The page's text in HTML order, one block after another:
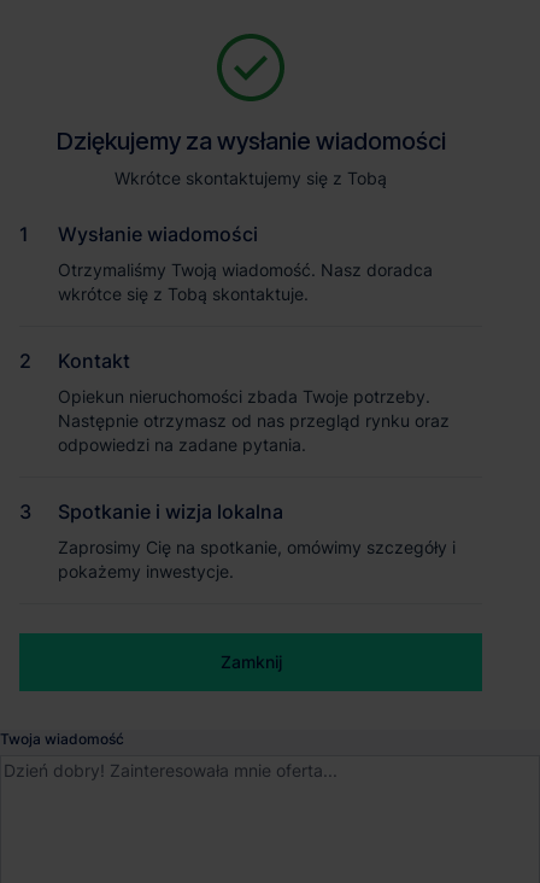
Magazyn EQT Real Estate Wrocław
Dostępna powierzchnia
Dziękujemy za wysłanie wiadomości
Wkrótce skontaktujemy się z Tobą
Wysłanie wiadomości
Otrzymaliśmy Twoją wiadomość. Nasz doradca
wkrótce się z Tobą skontaktuje.
Kontakt
Opiekun nieruchomości zbada Twoje potrzeby.
Następnie otrzymasz od nas przegląd rynku oraz
odpowiedzi na zadane pytania.
Spotkanie i wizja lokalna
Zaprosimy Cię na spotkanie, omówimy szczegóły i
pokażemy inwestycje.
Zamknij
Jesteśmy tu, żeby Ci pomóc. Niezależnie od tego, na jakim etapie
pomożemy Ci wybrać najlepszą ofertę. Napisz do nas!
Imię i nazwisko
Nazwa firmy
Email służbowy
Twoja wiadomość
Dziękujemy za wysłanie wiadomości
Wkrótce skontaktujemy się z Tobą
Wysłanie wiadomości
Otrzymaliśmy Twoją wiadomość. Nasz doradca
wkrótce się z Tobą skontaktuje.
Kontakt
Opiekun nieruchomości zbada Twoje potrzeby.
Następnie otrzymasz od nas przegląd rynku oraz
odpowiedzi na zadane pytania.
Spotkanie i wizja lokalna
Zaprosimy Cię na spotkanie, omówimy szczegóły i
pokażemy inwestycje.
Zamknij